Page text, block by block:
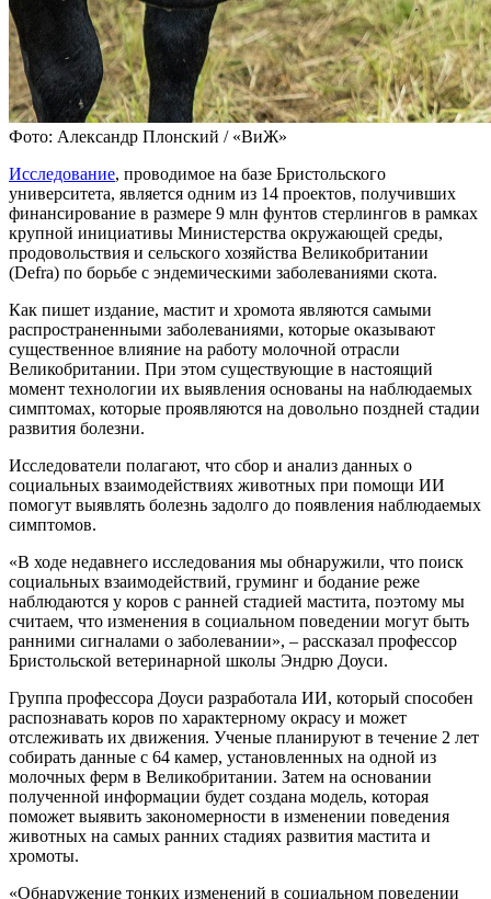
Фото: Александр Плонский / «ВиЖ»
Исследование, проводимое на базе Бристольского
университета, является одним из 14 проектов, получивших
финансирование в размере 9 млн фунтов стерлингов в рамках
крупной инициативы Министерства окружающей среды,
продовольствия и сельского хозяйства Великобритании
(Defra) по борьбе с эндемическими заболеваниями скота.
Как пишет издание, мастит и хромота являются самыми
распространенными заболеваниями, которые оказывают
существенное влияние на работу молочной отрасли
Великобритании. При этом существующие в настоящий
момент технологии их выявления основаны на наблюдаемых
симптомах, которые проявляются на довольно поздней стадии
развития болезни.
Исследователи полагают, что сбор и анализ данных о
социальных взаимодействиях животных при помощи ИИ
помогут выявлять болезнь задолго до появления наблюдаемых
симптомов.
«В ходе недавнего исследования мы обнаружили, что поиск
социальных взаимодействий, груминг и бодание реже
наблюдаются у коров с ранней стадией мастита, поэтому мы
считаем, что изменения в социальном поведении могут быть
ранними сигналами о заболевании», – рассказал профессор
Бристольской ветеринарной школы Эндрю Доуси.
Группа профессора Доуси разработала ИИ, который способен
распознавать коров по характерному окрасу и может
отслеживать их движения. Ученые планируют в течение 2 лет
собирать данные с 64 камер, установленных на одной из
молочных ферм в Великобритании. Затем на основании
полученной информации будет создана модель, которая
поможет выявить закономерности в изменении поведения
животных на самых ранних стадиях развития мастита и
хромоты.
«Обнаружение тонких изменений в социальном поведении